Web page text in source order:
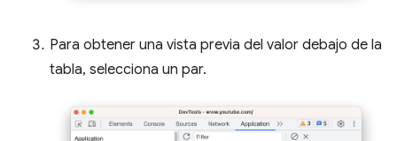
Para obtener una vista previa del valor debajo de la
tabla, selecciona un par.